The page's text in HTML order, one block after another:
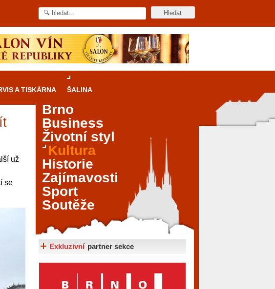
A TISKÁRNA ŠALINA
už
se
Od
skvělé
ale také
Brno
Business
Životní styl
Kultura
Historie
Zajímavosti
Sport
Soutěže
Exkluzivní partner sekce